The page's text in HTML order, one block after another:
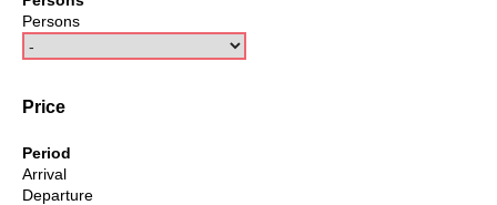
Persons
Price
Period
Arrival
Departure